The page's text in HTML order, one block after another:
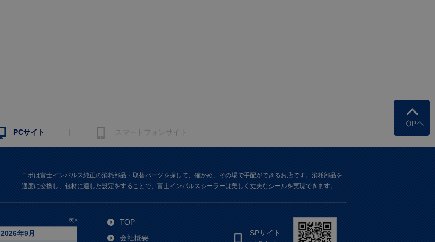
PCサイト | スマートフォンサイト
ニポは富士インパルス純正の消耗部品・取替パーツを探して、確かめ、その場で手配ができるお店です。消耗部品を
適度に交換し、包材に適した設定をすることで、富士インパルスシーラーは美しく丈夫なシールを実現できます。
次>
2026年9月
TOP
会社概要
SPサイト